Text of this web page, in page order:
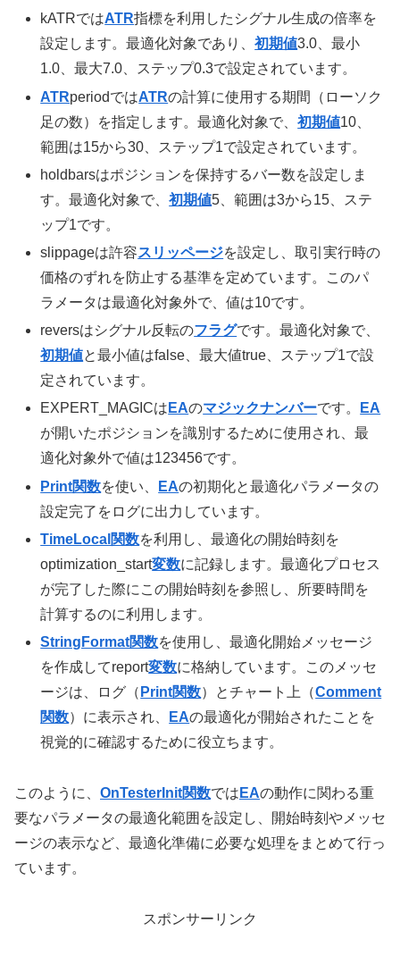
kATRではATR指標を利用したシグナル生成の倍率を
設定します。最適化対象であり、初期値3.0、最小
1.0、最大7.0、ステップ0.3で設定されています。
ATRperiodではATRの計算に使用する期間（ローソク
足の数）を指定します。最適化対象で、初期値10、
範囲は15から30、ステップ1で設定されています。
holdbarsはポジションを保持するバー数を設定しま
す。最適化対象で、初期値5、範囲は3から15、ステ
ップ1です。
slippageは許容スリッページを設定し、取引実行時の
価格のずれを防止する基準を定めています。このパ
ラメータは最適化対象外で、値は10です。
reversはシグナル反転のフラグです。最適化対象で、
初期値と最小値はfalse、最大値true、ステップ1で設
定されています。
EXPERT_MAGICは EAのマジックナンバーです。
EA
が開いたポジションを識別するために使用され、最
適化対象外で値は123456です。
Print関数を使い、 EAの初期化と最適化パラメータの
設定完了をログに出力しています。
TimeLocal関数を利用し、最適化の開始時刻を
optimization_start変数に記録します。最適化プロセス
が完了した際にこの開始時刻を参照し、所要時間を
計算するのに利用します。
StringFormat関数を使用し、最適化開始メッセージ
を作成してreport変数に格納しています。このメッセ
ージは、ログ（ Print関数）とチャート上（Comment
関数）に表示され、 EAの最適化が開始されたことを
視覚的に確認するために役立ちます。
このように、 OnTesterInit関数では EAの動作に関わる重
要なパラメータの最適化範囲を設定し、開始時刻やメッセ
ージの表示など、最適化準備に必要な処理をまとめて行っ
ています。
スポンサーリンク